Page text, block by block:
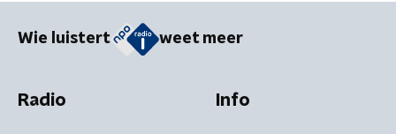
Wie luistert weet meer
Radio Info